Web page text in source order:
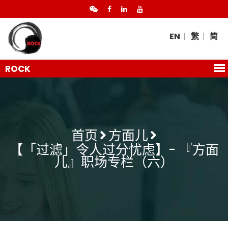
EN 繁 简
首页 方面儿
【「过滤」令人过分忧虑】- 『方面
儿』职场专栏（六）